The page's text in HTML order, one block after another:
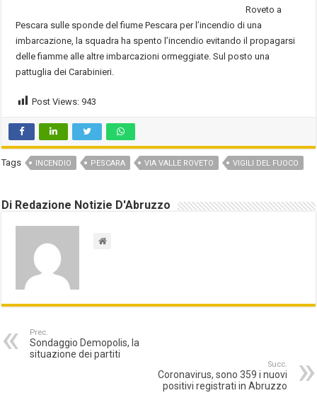
Roveto a
Pescara sulle sponde del fiume Pescara per l’incendio di una
imbarcazione, la squadra ha spento l’incendio evitando il propagarsi
delle fiamme alle altre imbarcazioni ormeggiate. Sul posto una
pattuglia dei Carabinieri.
Post Views: 943
Tags INCENDIO PESCARA VIA VALLE ROVETO VIGILI DEL FUOCO
Di Redazione Notizie D'Abruzzo
Prec.
Sondaggio Demopolis, la
situazione dei partiti
Succ.
Coronavirus, sono 359 i nuovi
positivi registrati in Abruzzo